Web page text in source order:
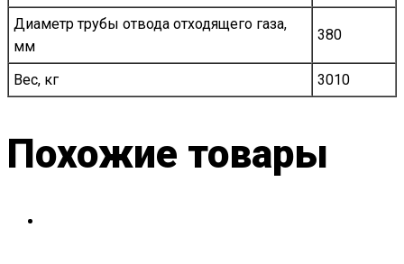
Диаметр трубы отвода отходящего газа,
мм
380
Вес, кг 3010
Похожие товары